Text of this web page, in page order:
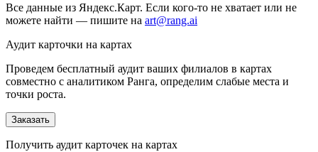
Все данные из Яндекс.Карт. Если кого-то не хватает или не
можете найти — пишите на art@rang.ai
Аудит карточки на картах
Проведем бесплатный аудит ваших филиалов в картах
совместно с аналитиком Ранга, определим слабые места и
точки роста.
Заказать
Получить аудит карточек на картах